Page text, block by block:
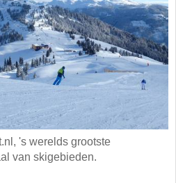
's werelds grootste
van skigebieden.